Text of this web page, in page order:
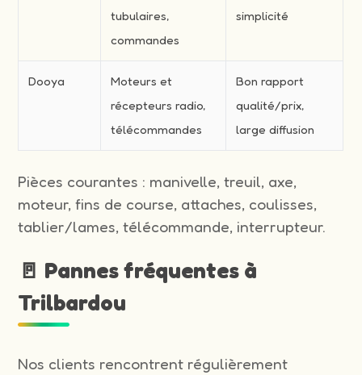
tubulaires,
commandes
simplicité
Dooya
Moteurs et
récepteurs radio,
télécommandes
Bon rapport
qualité/prix,
large diffusion
Pièces courantes : manivelle, treuil, axe,
moteur, fins de course, attaches, coulisses,
tablier/lames, télécommande, interrupteur.
🚪 Pannes fréquentes à
Trilbardou
Nos clients rencontrent régulièrement